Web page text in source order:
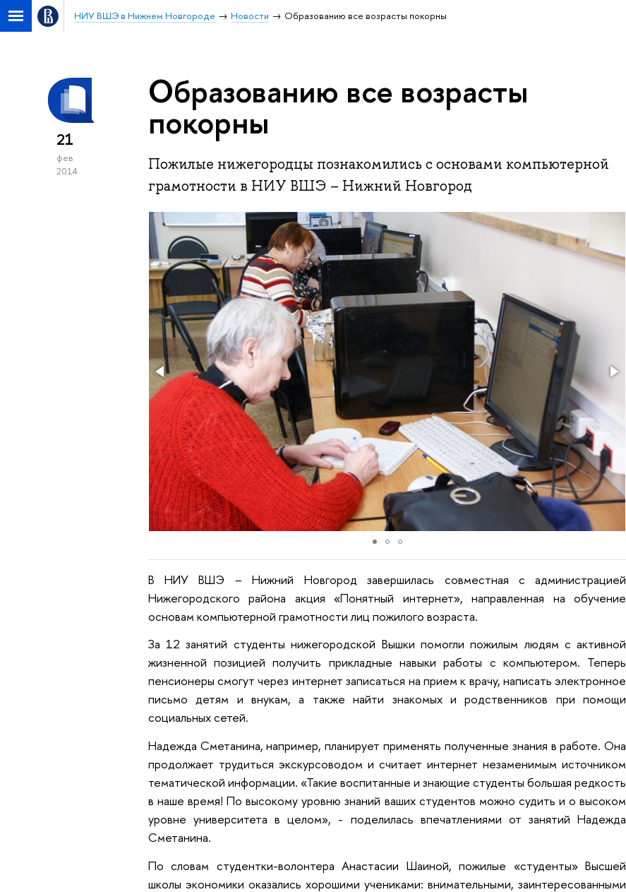
НИУ ВШЭ в Нижнем Новгороде Новости Образованию все возрасты покорны
21
фев
2014
Образованию все возрасты
покорны
Пожилые нижегородцы познакомились с основами компьютерной
грамотности в НИУ ВШЭ – Нижний Новгород
В НИУ ВШЭ – Нижний Новгород завершилась совместная с администрацией
Нижегородского района акция «Понятный интернет», направленная на обучение
основам компьютерной грамотности лиц пожилого возраста.
За 12 занятий студенты нижегородской Вышки помогли пожилым людям с активной
жизненной позицией получить прикладные навыки работы с компьютером. Теперь
пенсионеры смогут через интернет записаться на прием к врачу, написать электронное
письмо детям и внукам, а также найти знакомых и родственников при помощи
социальных сетей.
Надежда Сметанина, например, планирует применять полученные знания в работе. Она
продолжает трудиться экскурсоводом и считает интернет незаменимым источником
тематической информации. «Такие воспитанные и знающие студенты большая редкость
в наше время! По высокому уровню знаний ваших студентов можно судить и о высоком
уровне университета в целом», - поделилась впечатлениями от занятий Надежда
Сметанина.
По словам студентки-волонтера Анастасии Шаиной, пожилые «студенты» Высшей
школы экономики оказались хорошими учениками: внимательными, заинтересованными